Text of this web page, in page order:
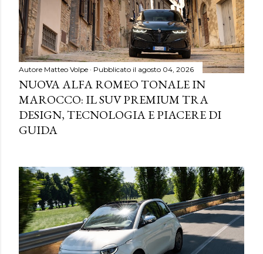
Autore Matteo Volpe Pubblicato il agosto 04, 2026
NUOVA ALFA ROMEO TONALE IN
MAROCCO: IL SUV PREMIUM TRA
DESIGN, TECNOLOGIA E PIACERE DI
GUIDA